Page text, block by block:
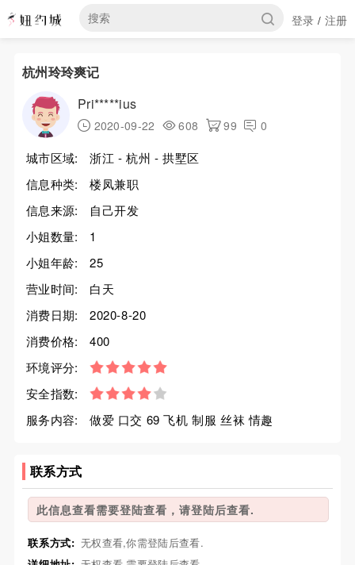
登录 / 注册
杭州玲玲爽记
Pri*****ius
2020-09-22 608 99 0
城市区域:
浙江 - 杭州 - 拱墅区
信息种类:
楼凤兼职
信息来源:
自己开发
小姐数量:
1
小姐年龄:
25
营业时间:
白天
消费日期:
2020-8-20
消费价格:
400
环境评分:
安全指数:
服务内容:
做爱 口交 69 飞机 制服 丝袜 情趣
联系方式
此信息查看需要登陆查看，请登陆后查看.
联系方式: 无权查看,你需登陆后查看.